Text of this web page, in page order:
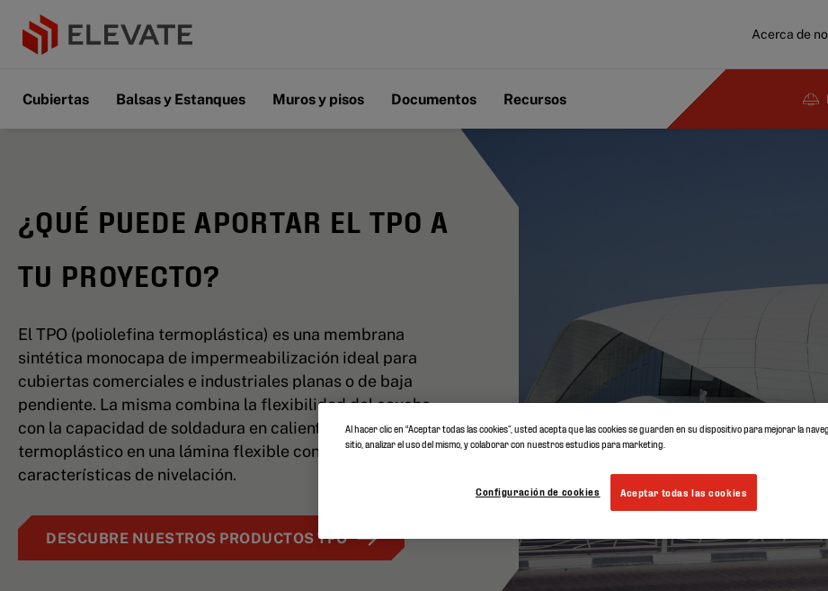
Acerca de
Cubiertas Balsas y Estanques Muros y pisos Documentos Recursos
¿QUÉ PUEDE APORTAR EL TPO A
TU PROYECTO?
El TPO (poliolefina termoplástica) es una membrana
sintética monocapa de impermeabilización ideal para
cubiertas comerciales e industriales planas o de baja
pendiente. La misma combina la flexibilidad del caucho
con la capacidad de soldadura en caliente de un
termoplástico en una lámina flexible con excelentes
características de nivelación.
DESCUBRE NUESTROS PRODUCTOS TPO
Al hacer clic en “Aceptar todas las cookies”, usted acepta que las cookies se guarden en su dispositivo para mejorar la
sitio, analizar el uso del mismo, y colaborar con nuestros estudios para marketing.
Aceptar todas las cookies
Configuración de cookies